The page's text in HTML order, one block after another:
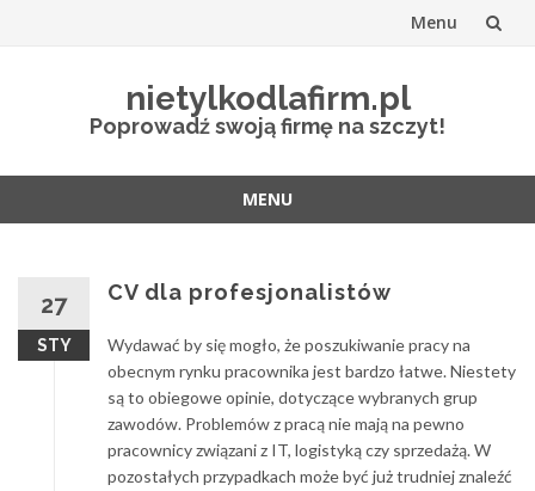
Menu
nietylkodlafirm.pl
Poprowadź swoją firmę na szczyt!
MENU
27
STY
CV dla profesjonalistów
Wydawać by się mogło, że poszukiwanie pracy na
obecnym rynku pracownika jest bardzo łatwe. Niestety
są to obiegowe opinie, dotyczące wybranych grup
zawodów. Problemów z pracą nie mają na pewno
pracownicy związani z IT, logistyką czy sprzedażą. W
pozostałych przypadkach może być już trudniej znaleźć